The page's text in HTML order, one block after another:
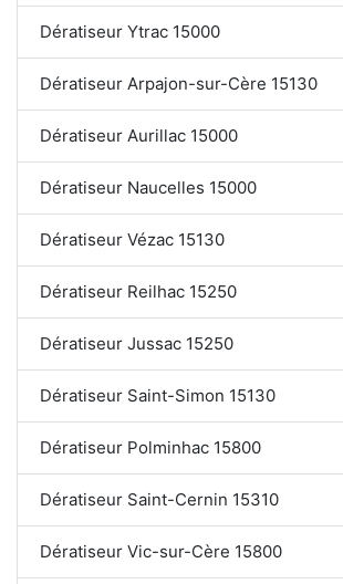
Dératiseur Ytrac 15000
Dératiseur Arpajon-sur-Cère 15130
Dératiseur Aurillac 15000
Dératiseur Naucelles 15000
Dératiseur Vézac 15130
Dératiseur Reilhac 15250
Dératiseur Jussac 15250
Dératiseur Saint-Simon 15130
Dératiseur Polminhac 15800
Dératiseur Saint-Cernin 15310
Dératiseur Vic-sur-Cère 15800